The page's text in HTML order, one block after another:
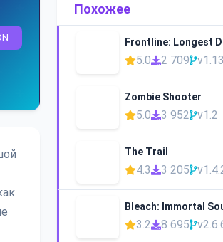
Похожее
Frontline: Longest
5.0 2 709 v1.13
Zombie Shooter
5.0 3 952 v1.2
The Trail
4.3 3 205
Bleach: Immortal
3.2 8 695